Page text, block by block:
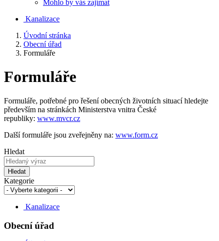
Mohlo by vás zajímat
Kanalizace
Úvodní stránka
Obecní úřad
Formuláře
Formuláře
Formuláře, potřebné pro řešení obecných životních situací hledejte
především na stránkách Ministerstva vnitra České
republiky: www.mvcr.cz
Další formuláře jsou zveřejněny na: www.form.cz
Hledat
Hledat
Kategorie
Kanalizace
Obecní úřad